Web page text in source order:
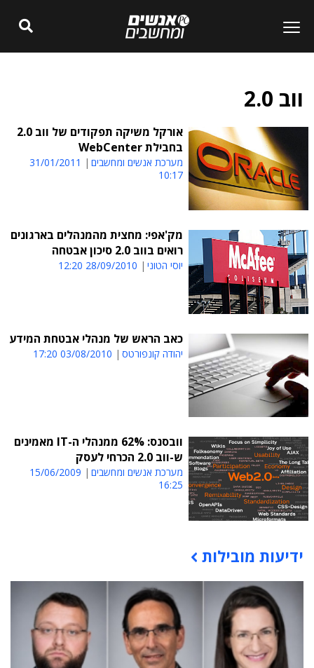
ווב 2.0
אורקל משיקה תפקודים של ווב 2.0
בחבילת WebCenter
מערכת אנשים ומחשבים
31/01/2011
10:17
מק'אפי: מחצית מהמנהלים בארגונים
רואים בווב 2.0 סיכון אבטחה
יוסי הטוני 28/09/2010 12:20
כאב הראש של מנהלי אבטחת המידע
יהודה קונפורטס 03/08/2010 17:20
וובסנס: 62% ממנהלי ה-IT מאמינים
ש-ווב 2.0 הכרחי לעסק
מערכת אנשים ומחשבים
15/06/2009
16:25
תוכן פרסומי
ידיעות מובילות